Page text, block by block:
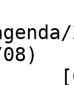
08)